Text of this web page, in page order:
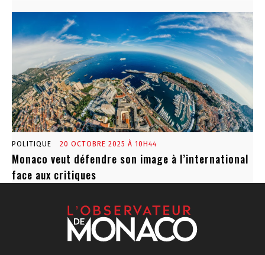
POLITIQUE 20 OCTOBRE 2025 À 10H44
Monaco veut défendre son image à l’international
face aux critiques